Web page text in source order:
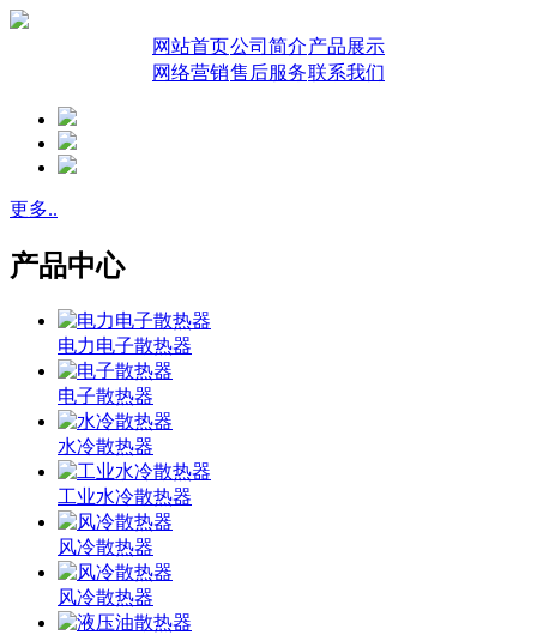
网站首页公司简介产品展示
网络营销售后服务联系我们
更多..
产品中心
电力电子散热器
电子散热器
水冷散热器
工业水冷散热器
风冷散热器
风冷散热器